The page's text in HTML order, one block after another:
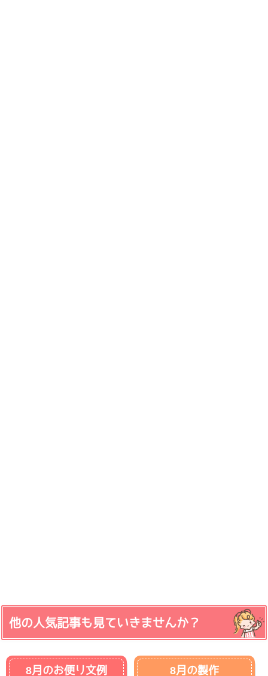
他の人気記事も見ていきませんか？
8月のお便り文例 8月の製作